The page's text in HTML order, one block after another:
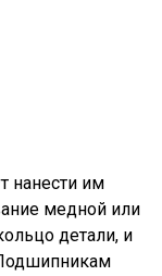
нанести им
медной или
детали, и